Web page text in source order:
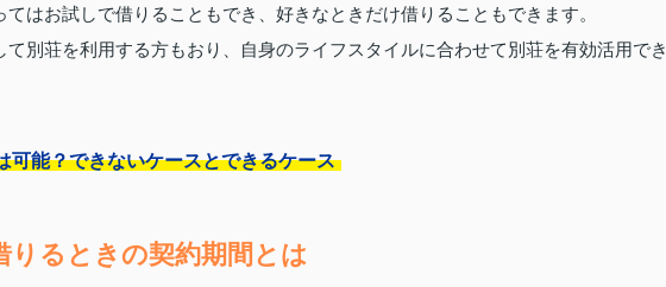
はお試しで借りることもでき、好きなときだけ借りることもできます。
別荘を利用する方もおり、自身のライフスタイルに合わせて別荘を有効活用でき
可能？できないケースとできるケース
りるときの契約期間とは